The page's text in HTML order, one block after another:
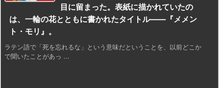
目に留まった。表紙に描かれていたの
は、一輪の花とともに書かれたタイトル——『メメン
ト・モリ』。
ラテン語で「死を忘れるな」という意味だということを、以前どこか
で聞いたことがあっ ...